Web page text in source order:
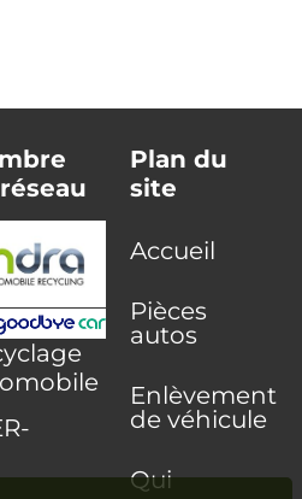
Plan du
site
Accueil
Pièces
autos
Enlèvement
de véhicule
Qui